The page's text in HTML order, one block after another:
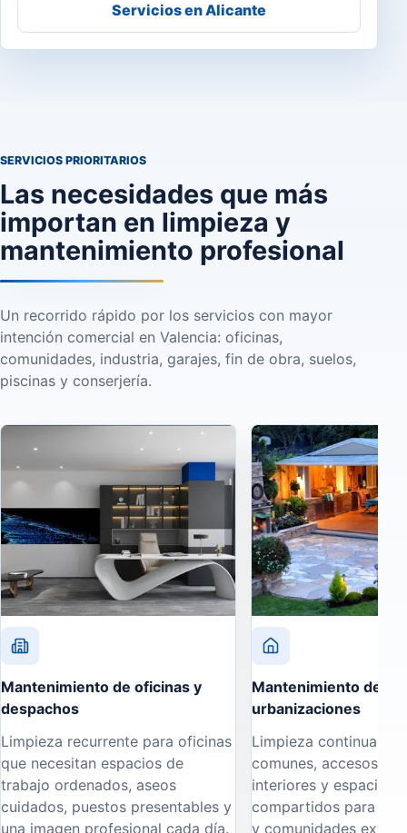
Servicios en Alicante
SERVICIOS PRIORITARIOS
Las necesidades que más
importan en limpieza y
mantenimiento profesional
Un recorrido rápido por los servicios con mayor
intención comercial en Valencia: oficinas,
comunidades, industria, garajes, fin de obra, suelos,
piscinas y conserjería.
Mantenimiento de oficinas y
despachos
Limpieza recurrente para oficinas
que necesitan espacios de
trabajo ordenados, aseos
cuidados, puestos presentables y
una imagen profesional cada día.
Mantenimiento de
urbanizaciones
Limpieza continuada
comunes, accesos,
interiores y espacios
compartidos para
y comunidades